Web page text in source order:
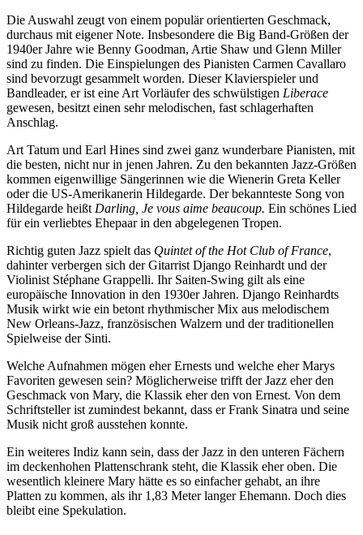
Die Auswahl zeugt von einem populär orientierten Geschmack,
durchaus mit eigener Note. Insbesondere die Big Band-Größen der
1940er Jahre wie Benny Goodman, Artie Shaw und Glenn Miller
sind zu finden. Die Einspielungen des Pianisten Carmen Cavallaro
sind bevorzugt gesammelt worden. Dieser Klavierspieler und
Bandleader, er ist eine Art Vorläufer des schwülstigen Liberace
gewesen, besitzt einen sehr melodischen, fast schlagerhaften
Anschlag.
Art Tatum und Earl Hines sind zwei ganz wunderbare Pianisten, mit
die besten, nicht nur in jenen Jahren. Zu den bekannten Jazz-Größen
kommen eigenwillige Sängerinnen wie die Wienerin Greta Keller
oder die US-Amerikanerin Hildegarde. Der bekannteste Song von
Hildegarde heißt Darling, Je vous aime beaucoup. Ein schönes Lied
für ein verliebtes Ehepaar in den abgelegenen Tropen.
Richtig guten Jazz spielt das Quintet of the Hot Club of France,
dahinter verbergen sich der Gitarrist Django Reinhardt und der
Violinist Stéphane Grappelli. Ihr Saiten-Swing gilt als eine
europäische Innovation in den 1930er Jahren. Django Reinhardts
Musik wirkt wie ein betont rhythmischer Mix aus melodischem
New Orleans-Jazz, französischen Walzern und der traditionellen
Spielweise der Sinti.
Welche Aufnahmen mögen eher Ernests und welche eher Marys
Favoriten gewesen sein? Möglicherweise trifft der Jazz eher den
Geschmack von Mary, die Klassik eher den von Ernest. Von dem
Schriftsteller ist zumindest bekannt, dass er Frank Sinatra und seine
Musik nicht groß ausstehen konnte.
Ein weiteres Indiz kann sein, dass der Jazz in den unteren Fächern
im deckenhohen Plattenschrank steht, die Klassik eher oben. Die
wesentlich kleinere Mary hätte es so einfacher gehabt, an ihre
Platten zu kommen, als ihr 1,83 Meter langer Ehemann. Doch dies
bleibt eine Spekulation.